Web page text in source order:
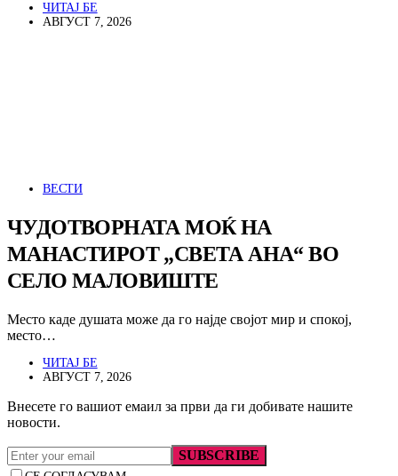
ЧИТАЈ БЕ
АВГУСТ 7, 2026
ВЕСТИ
ЧУДОТВОРНАТА МОЌ НА
МАНАСТИРОТ „СВЕТА АНА“ ВО
СЕЛО МАЛОВИШТЕ
Место каде душата може да го најде својот мир и спокој,
место…
ЧИТАЈ БЕ
АВГУСТ 7, 2026
Внесете го вашиот емаил за први да ги добивате нашите
новости.
SUBSCRIBE